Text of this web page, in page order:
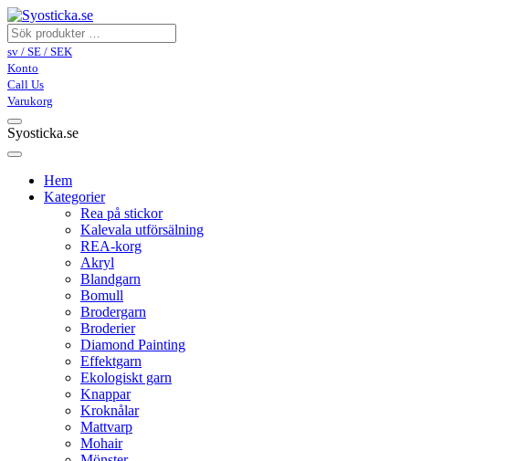
sv / SE / SEK
Konto
Call Us
Varukorg
Syosticka.se
Hem
Kategorier
Rea på stickor
Kalevala utförsälning
REA-korg
Akryl
Blandgarn
Bomull
Brodergarn
Broderier
Diamond Painting
Effektgarn
Ekologiskt garn
Knappar
Kroknålar
Mattvarp
Mohair